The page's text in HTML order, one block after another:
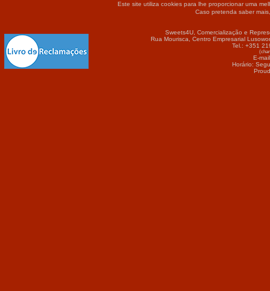
Este site utiliza cookies para lhe proporcionar uma
Caso pretenda saber
Sweets4U, Comercialização e
Rua Mourisca, Centro Empresarial
Tel.: +351
E-
Horário: